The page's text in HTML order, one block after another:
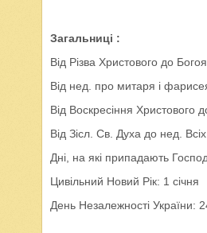
Загальниці :
Від Різва Христового до
Від нед. про митаря і
Від Воскресіння
Від Зісл. Св. Духа до нед.
Дні, на які припадають
Цивільний Новий Рік: 1 січня
День Незалежності України: